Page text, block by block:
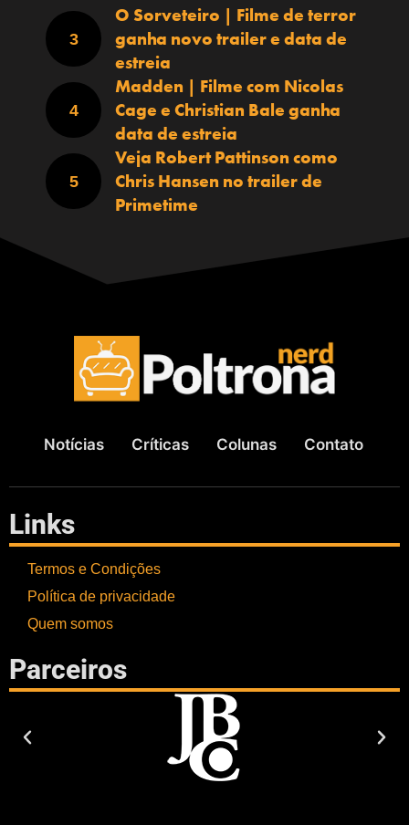
O Sorveteiro | Filme de terror
ganha novo trailer e data de
estreia
Madden | Filme com Nicolas
Cage e Christian Bale ganha
data de estreia
Veja Robert Pattinson como
Chris Hansen no trailer de
Primetime
Notícias Críticas Colunas Contato
Links
Termos e Condições
Política de privacidade
Quem somos
Parceiros